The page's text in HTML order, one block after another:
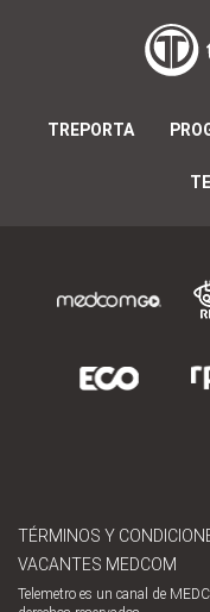
TREPORTA
TÉRMINOS Y
VACANTES MEDCOM
Telemetro es un canal de